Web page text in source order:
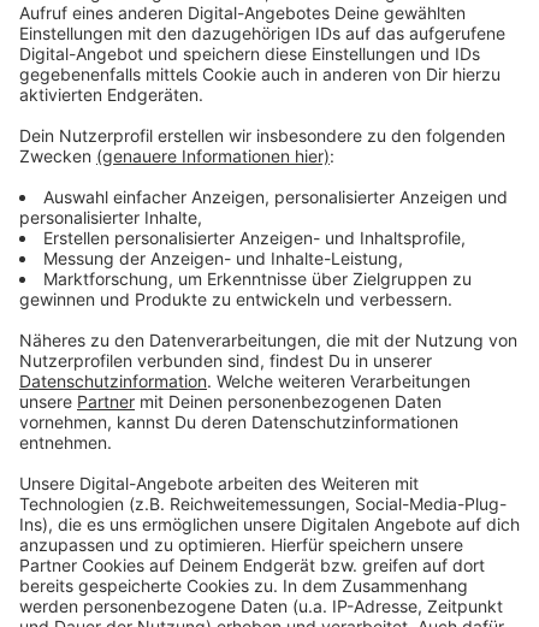
Lohberger wollen Erinnerungsveranstaltung
etablieren
In Dinslaken-Lohberg soll künftig jedes Jahr kurz vor
Weihnachten an das Ende der Bergbau-Ära erinnert
werden. Am Sonntag um 17 Uhr gibt es zum ersten
Mal die "Letzte Schicht" am Platz der Vielfalt. Die
Nicht nur frühere Bergleute sind zum Miteinander bei
Live-Musik eingeladen. Außerdem soll der
Förderwagen eingeweiht werden, der hier erst vor
kurzem aufgestellt wurde.
Anzeige